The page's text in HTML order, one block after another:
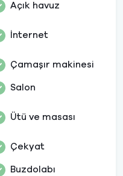
Açık havuz
İnternet
Çamaşır makinesi
Salon
Ütü ve masası
Çekyat
Buzdolabı